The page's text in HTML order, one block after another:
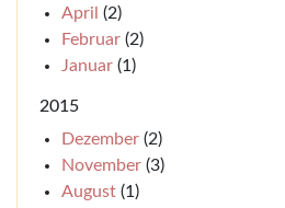
April (2)
Februar (2)
Januar (1)
2015
Dezember (2)
November (3)
August (1)